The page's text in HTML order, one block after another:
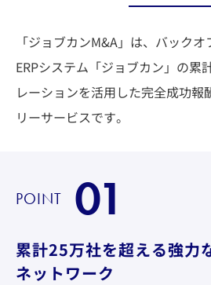
「ジョブカンM&A」は、バック
ERPシステム「ジョブカン」の累
レーションを活用した完全成功報
リーサービスです。
POINT 01
累計25万社を超える強力
ネットワーク